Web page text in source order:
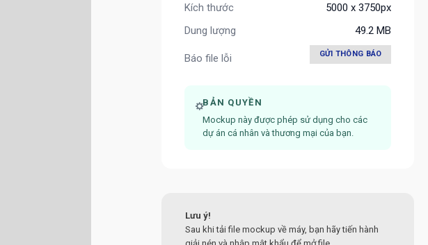
Kích thước
5000 x 3750px
Dung lượng
49.2 MB
Báo file lỗi GỬI THÔNG BÁO
BẢN QUYỀN
Mockup này được phép sử dụng cho các
dự án cá nhân và thương mại của bạn.
Lưu ý!
Sau khi tải file mockup về máy, bạn hãy tiến hành